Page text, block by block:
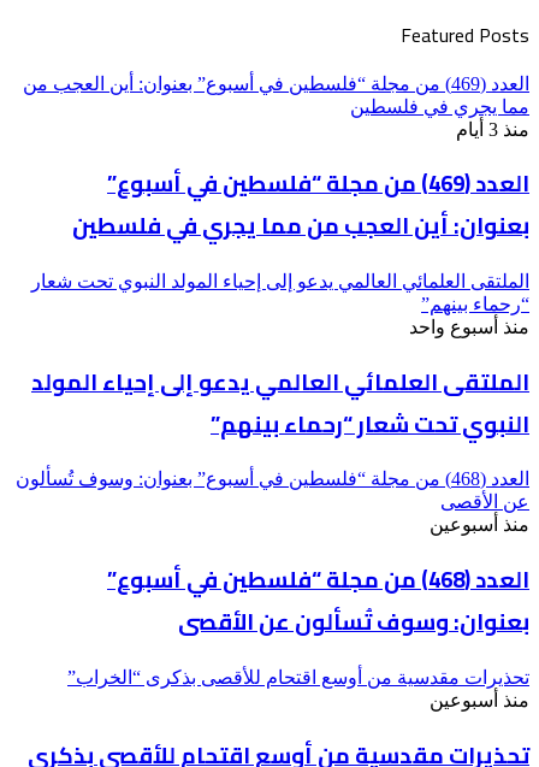
Featured Posts
العدد (469) من مجلة “فلسطين في أسبوع” بعنوان: أين العجب من
مما يجري في فلسطين
منذ 3 أيام
العدد (469) من مجلة “فلسطين في أسبوع”
بعنوان: أين العجب من مما يجري في فلسطين
الملتقى العلمائي العالمي يدعو إلى إحياء المولد النبوي تحت شعار
“رحماء بينهم”
منذ أسبوع واحد
الملتقى العلمائي العالمي يدعو إلى إحياء المولد
النبوي تحت شعار “رحماء بينهم”
العدد (468) من مجلة “فلسطين في أسبوع” بعنوان: وسوف تُسألون
عن الأقصى
منذ أسبوعين
العدد (468) من مجلة “فلسطين في أسبوع”
بعنوان: وسوف تُسألون عن الأقصى
تحذيرات مقدسية من أوسع اقتحام للأقصى بذكرى “الخراب”
منذ أسبوعين
تحذيرات مقدسية من أوسع اقتحام للأقصى بذكرى